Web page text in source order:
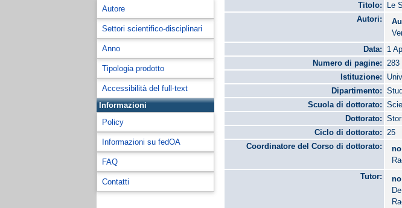
Autore
Settori scientifico-disciplinari
Anno
Tipologia prodotto
Accessibilità del full-text
Informazioni
Policy
Informazioni su fedOA
FAQ
Contatti
Titolo:
Le
Autori:
Data:
1
Numero di pagine:
283
Istituzione:
Dipartimento:
Scuola di dottorato:
Dottorato:
Ciclo di dottorato:
25
Coordinatore del Corso di dottorato:
Tutor: